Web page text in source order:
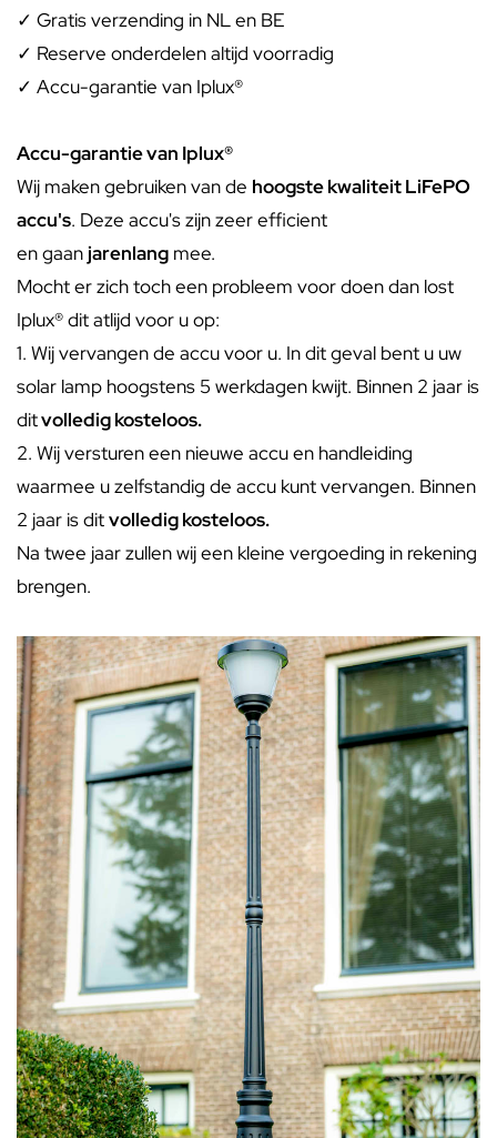
✓ Gratis verzending in NL en BE
✓ Reserve onderdelen altijd voorradig
✓ Accu-garantie van Iplux®
Accu-garantie van Iplux®
Wij maken gebruiken van de hoogste kwaliteit LiFePO
accu's. Deze accu's zijn zeer efficient
en gaanjarenlang mee.
Mocht er zich toch een probleem voor doen dan lost
Iplux® dit atlijd voor u op:
1. Wij vervangen de accu voor u. In dit geval bent u uw
solar lamp hoogstens 5 werkdagen kwijt. Binnen 2 jaar is
ditvolledig kosteloos.
2. Wij versturen een nieuwe accu en handleiding
waarmee u zelfstandig de accu kunt vervangen. Binnen
2 jaar is ditvolledig kosteloos.
Na twee jaar zullen wij een kleine vergoeding in rekening
brengen.